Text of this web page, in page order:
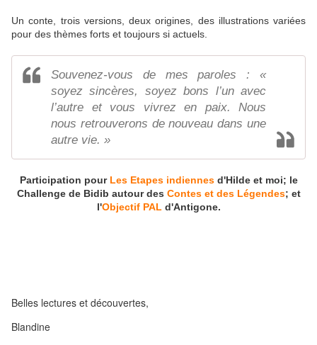
Un conte, trois versions, deux origines, des illustrations variées
pour des thèmes forts et toujours si actuels.
Souvenez-vous de mes paroles : «
soyez sincères, soyez bons l’un avec
l’autre et vous vivrez en paix. Nous
nous retrouverons de nouveau dans une
autre vie. »
Participation pour Les Etapes indiennesd'Hilde et moi; le
Challenge de Bidib autour des Contes et des Légendes; et
l'Objectif PAL d'Antigone.
Belles lectures et découvertes,
Blandine